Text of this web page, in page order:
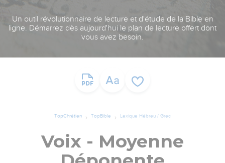
Un outil révolutionnaire de lecture et d'étude de la Bible en
ligne. Démarrez dès aujourd'hui le plan de lecture offert dont
vous avez besoin.
TopChrétien TopBible Lexique Hébreu / Grec
Voix - Moyenne